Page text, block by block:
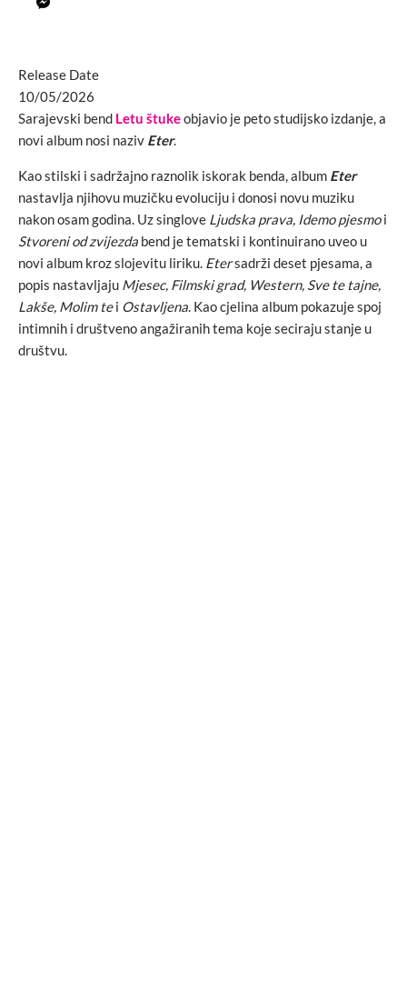
Release Date
10/05/2026
Sarajevski bend Letu štukeobjavio je peto studijsko izdanje, a
novi album nosi naziv Eter.
Kao stilski i sadržajno raznolik iskorak benda, album Eter
nastavlja njihovu muzičku evoluciju i donosi novu muziku
nakon osam godina. Uz singlove Ljudska prava, Idemo pjesmoi
Stvoreni od zvijezda bend je tematski i kontinuirano uveo u
novi album kroz slojevitu liriku. Etersadrži deset pjesama, a
popis nastavljaju Mjesec, Filmski grad, Western, Sve te tajne,
Lakše, Molim tei Ostavljena. Kao cjelina album pokazuje spoj
intimnih i društveno angažiranih tema koje seciraju stanje u
društvu.